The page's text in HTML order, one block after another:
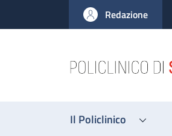
al contenuto principale
to footer content
Redazione
Il Policlinico